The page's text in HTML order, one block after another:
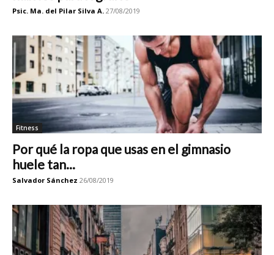
Psic. Ma. del Pilar Silva A. 27/08/2019
Fitness
Por qué la ropa que usas en el gimnasio
huele tan...
Salvador Sánchez 26/08/2019